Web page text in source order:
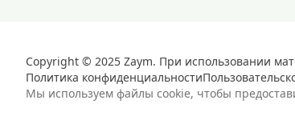
Copyright © 2025 Zaym. При использовании
Политика конфиденциальности
Мы используем файлы cookie, чтобы